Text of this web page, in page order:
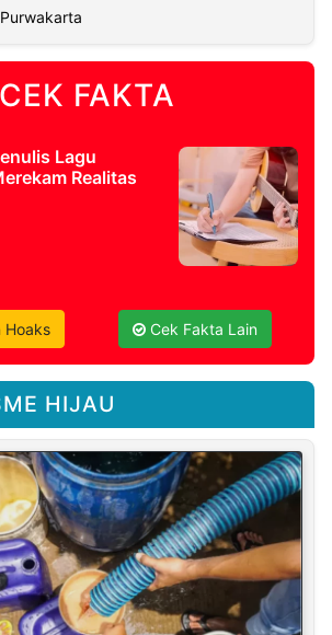
CEK FAKTA
Lagu
Realitas
Hoaks Cek Fakta Lain
HIJAU